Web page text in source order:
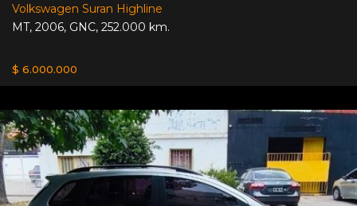
Volkswagen Suran Highline
MT, 2006, GNC, 252.000 km.
$ 6.000.000